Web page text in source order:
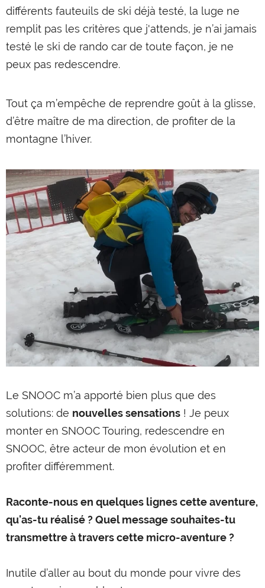
différents fauteuils de ski déjà testé, la luge ne
remplit pas les critères que j'attends, je n’ai jamais
testé le ski de rando car de toute façon, je ne
peux pas redescendre.
Tout ça m’empêche de reprendre goût à la glisse,
d’être maître de ma direction, de profiter de la
montagne l’hiver.
Le SNOOC m’a apporté bien plus que des
solutions: de nouvelles sensations ! Je peux
monter en SNOOC Touring, redescendre en
SNOOC, être acteur de mon évolution et en
profiter différemment.
Raconte-nous en quelques lignes cette aventure,
qu'as-tu réalisé ? Quel message souhaites-tu
transmettre à travers cette micro-aventure ?
Inutile d’aller au bout du monde pour vivre des